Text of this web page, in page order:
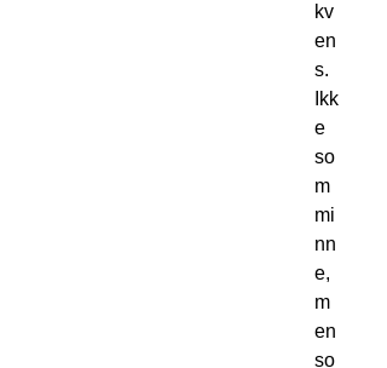
kv
en
s.
Ikk
e
so
m
mi
nn
e,
m
en
so